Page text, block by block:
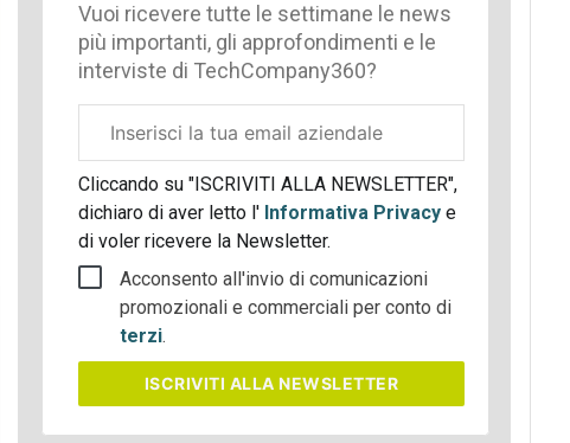
Vuoi ricevere tutte le settimane le news
più importanti, gli approfondimenti e le
interviste di TechCompany360?
aziendale
Cliccando su "ISCRIVITI ALLA NEWSLETTER",
dichiaro di aver letto l'Informativa Privacy e
di voler ricevere la Newsletter.
Acconsento all'invio di comunicazioni
promozionali e commerciali per conto di
terzi.
ISCRIVITI ALLA NEWSLETTER